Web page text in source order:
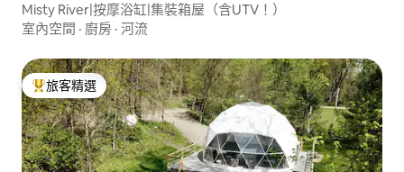
Misty River|按摩浴缸|集裝箱屋（含UTV！）
室內空間 · 廚房 · 河流
旅客精選榜首
旅客精選